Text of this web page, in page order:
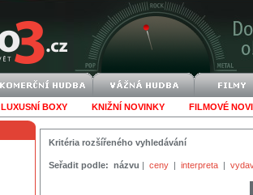
LUXUSNÍ BOXY KNIŽNÍ NOVINKY FILMOVÉ
Kritéria rozšířeného vyhledávání
Seřadit podle: názvu | ceny | interpreta |